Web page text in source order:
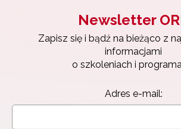
Newsletter
Zapisz się i bądź na bieżąco z
informacjami
o szkoleniach i
Adres e-mail: